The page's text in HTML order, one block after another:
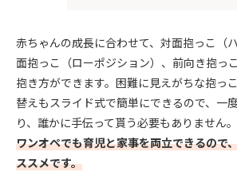
赤ちゃんの成長に合わせて、対面抱っこ（
面抱っこ（ローポジション）、前向き抱っ
抱き方ができます。困難に見えがちな抱っ
替えもスライド式で簡単にできるので、一
り、誰かに手伝って貰う必要もありません。
ワンオペでも育児と家事を両立できるので
ススメです。